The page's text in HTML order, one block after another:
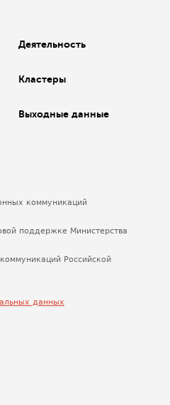
Деятельность
Кластеры
Выходные данные
коммуникаций
поддержке Министерства
Российской
данных